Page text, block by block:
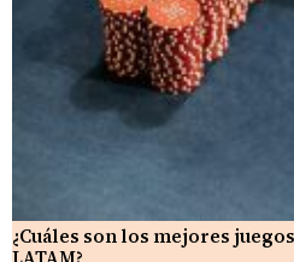
¿Cuáles son los mejores